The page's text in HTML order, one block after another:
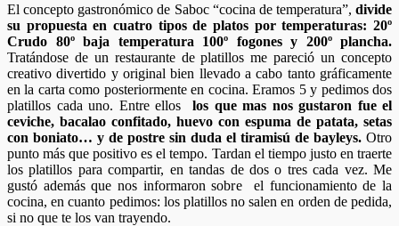
El concepto gastronómico de Saboc “cocina de temperatura”, divide
su propuesta en cuatro tipos de platos por temperaturas: 20º
Crudo 80º baja temperatura 100º fogones y 200º plancha.
Tratándose de un restaurante de platillos me pareció un concepto
creativo divertido y original bien llevado a cabo tanto gráficamente
en la carta como posteriormente en cocina. Eramos 5 y pedimos dos
platillos cada uno. Entre ellos los que mas nos gustaron fue el
ceviche, bacalao confitado, huevo con espuma de patata, setas
con boniato… y de postre sin duda el tiramisú de bayleys. Otro
punto más que positivo es el tempo. Tardan el tiempo justo en traerte
los platillos para compartir, en tandas de dos o tres cada vez. Me
gustó además que nos informaron sobre el funcionamiento de la
cocina, en cuanto pedimos: los platillos no salen en orden de pedida,
si no que te los van trayendo.